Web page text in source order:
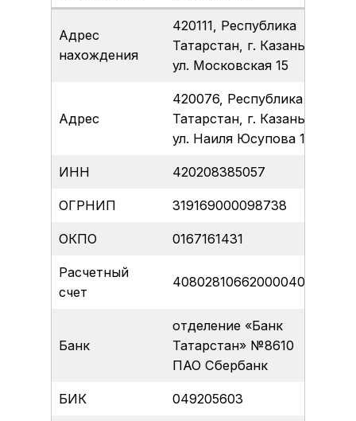
Адрес
нахождения
420111, Республика
Татарстан, г. Казань,
ул. Московская 15
Адрес
420076, Республика
Татарстан, г. Казань,
ул. Наиля Юсупова 11
ИНН 420208385057
ОГРНИП 319169000098738
ОКПО 0167161431
Расчетный
счет
40802810662000040185
Банк
отделение «Банк
Татарстан» №8610
ПАО Сбербанк
БИК 049205603